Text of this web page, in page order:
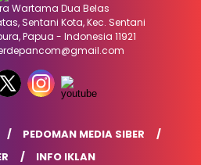
Wartama Dua Belas
Sentani Kota, Kec. Sentani
Papua - Indonesia 11921
PEDOMAN MEDIA SIBER
INFO IKLAN